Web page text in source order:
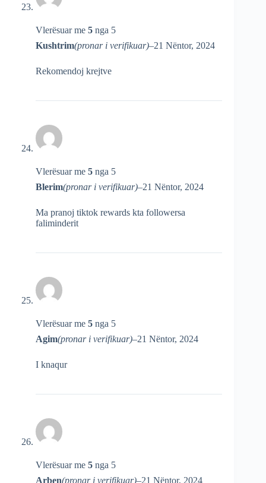
Vlerësuar me 5 nga 5
Kushtrim(pronar i verifikuar)–21 Nëntor, 2024
Rekomendoj krejtve
Vlerësuar me 5 nga 5
Blerim(pronar i verifikuar)–21 Nëntor, 2024
Ma pranoj tiktok rewards kta followersa
faliminderit
Vlerësuar me 5 nga 5
Agim(pronar i verifikuar)–21 Nëntor, 2024
I knaqur
Vlerësuar me 5 nga 5
Arben(pronar i verifikuar)–21 Nëntor, 2024